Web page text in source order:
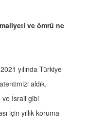
maliyeti ve ömrü ne
yılında Türkiye
aldık.
ve İsrail gibi
için yıllık koruma